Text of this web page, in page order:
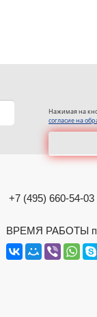
Нажимая на
согласие на
+7 (495) 660-54-03
ВРЕМЯ РАБОТЫ